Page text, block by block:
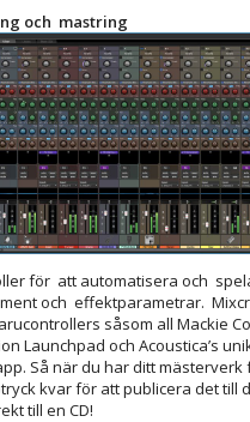
och mastring
för att automatisera och
och effektparametrar.
såsom all Mackie
Launchpad och Acoustica’s
Så när du har ditt
kvar för att publicera det till
till en CD!